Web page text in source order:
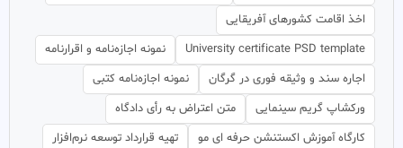
اخذ اقامت کشورهای آفریقایی
University certificate PSD template
نمونه اجازه‌نامه و اقرارنامه
اجاره سند و وثیقه فوری در گرگان
نمونه اجازه‌نامه کتبی
ورکشاپ گریم سینمایی
متن اعتراض به رأی دادگاه
کارگاه آموزش اکستنشن حرفه ای مو
تهیه قرارداد توسعه نرم‌افزار